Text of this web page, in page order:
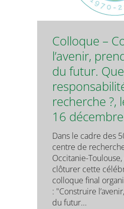
Colloque –
l’avenir,
du futur.
recherche ?,
16 décembre
Dans le cadre des
centre de
Occitanie-
clôturer cette
colloque final
: "Construire
du futur...